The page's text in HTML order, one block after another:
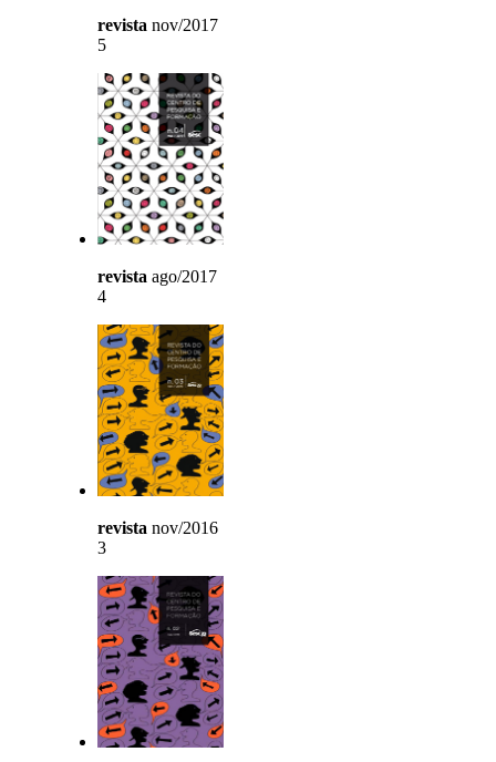
revista nov/2017
5
revista ago/2017
4
revista nov/2016
3